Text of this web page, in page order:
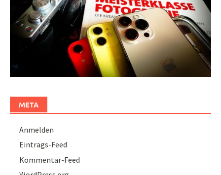
META
Anmelden
Eintrags-Feed
Kommentar-Feed